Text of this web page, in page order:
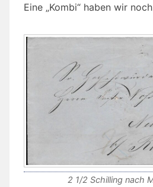
Eine „Kombi“ haben wir
2 1/2 Schilling nach